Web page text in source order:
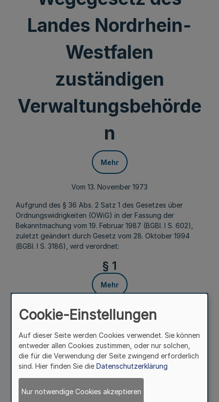
Landes Nordrhein-
Westfalen
zuständigen
Verwaltungsbehörde
n
Mehr
Vom 13. November 1973
Aufgrund des § 36 Abs. 2 Satz 1 des Gesetzes über
Ordnungswidrigkeiten (OWiG) in der Fassung der
Bekanntmachung vom 19. Februar 1987 (BGBl. I S. 602),
zuletzt geändert durch Gesetz vom 28. Oktober 1994
(BGBl. I S. 3186), wird verordnet:
§ 1
Mehr
Fußnoten
Die Zuständigkeit für die Verfolgung und Ahndung von
Ordnungswidrigkeiten nach § 23 des
Bundesfernstraßengesetzes (FStrG) in der Fassung der
Bekanntmachung vom 19. April 1994 (BGBl. I S. 854) wird
innerhalb der Ortsdurchfahrten den Gemeinden, im
Cookie-Einstellungen
Auf dieser Seite werden Cookies verwendet. Sie können
entweder allen Cookies zustimmen, oder nur solchen,
die für die Verwendung der Seite zwingend erforderlich
sind. Hier finden Sie die Datenschutzerklärung
Nur notwendige Cookies akzeptieren